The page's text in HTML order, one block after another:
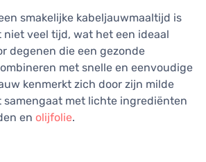
smakelijke kabeljauwmaaltijd is
niet veel tijd, wat het een ideaal
degenen die een gezonde
met snelle en eenvoudige
kenmerkt zich door zijn milde
samengaat met lichte ingrediënten
en olijfolie.